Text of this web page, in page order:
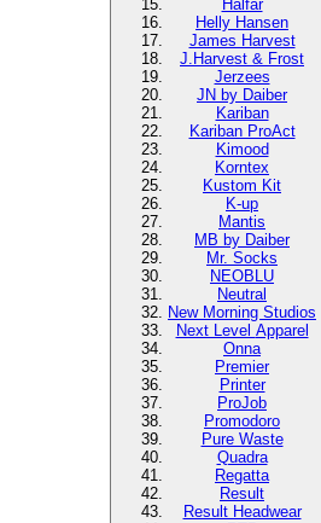
Halfar
Helly Hansen
James Harvest
J.Harvest & Frost
Jerzees
JN by Daiber
Kariban
Kariban ProAct
Kimood
Korntex
Kustom Kit
K-up
Mantis
MB by Daiber
Mr. Socks
NEOBLU
Neutral
New Morning Studios
Next Level Apparel
Onna
Premier
Printer
ProJob
Promodoro
Pure Waste
Quadra
Regatta
Result
Result Headwear